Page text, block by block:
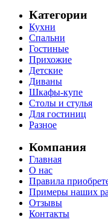
Категории
Кухни
Спальни
Гостиные
Прихожие
Детские
Диваны
Шкафы-купе
Столы и стулья
Для гостиниц
Разное
Компания
Главная
О нас
Правила
Примеры наших
Отзывы
Контакты